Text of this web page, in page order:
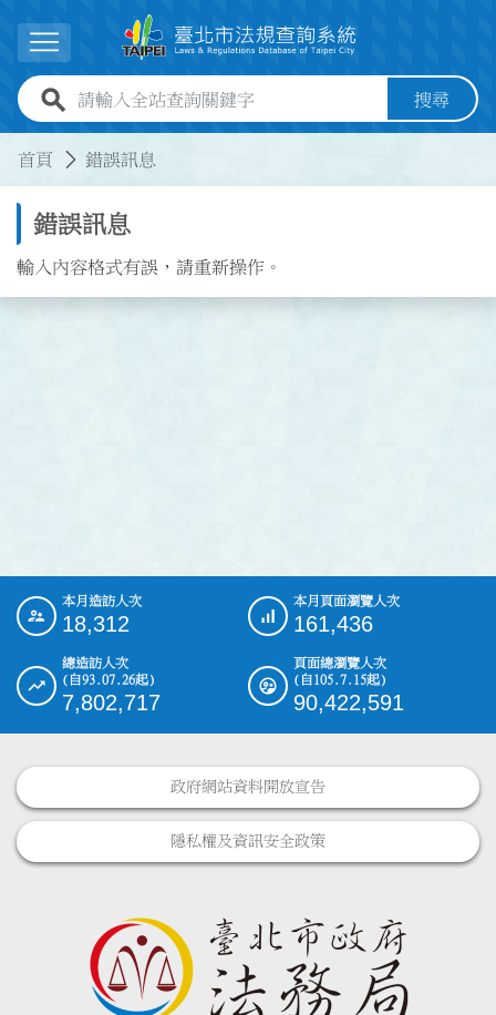
展開選單
全站查詢關鍵字欄位 搜尋
首頁 錯誤訊息
錯誤訊息
輸入內容格式有誤，請重新操作。
::: 本月造訪人次
18,312
本月頁面瀏覽人次
161,436
總造訪人次
(自93.07.26起)
7,802,717
頁面總瀏覽人次
(自105.7.15起)
90,422,591
政府網站資料開放宣告
隱私權及資訊安全政策